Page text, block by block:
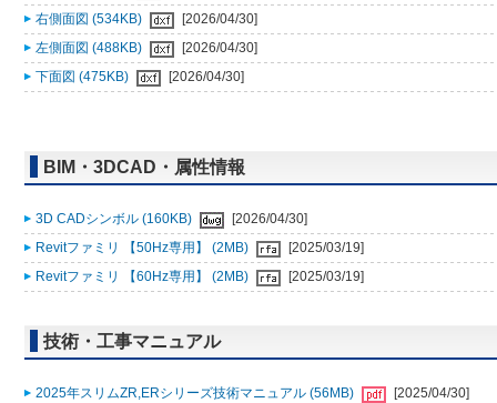
右側面図 (534KB)
[2026/04/30]
左側面図 (488KB)
[2026/04/30]
下面図 (475KB)
[2026/04/30]
BIM・3DCAD・属性情報
3D CADシンボル (160KB)
[2026/04/30]
Revitファミリ 【50Hz専用】 (2MB)
[2025/03/19]
Revitファミリ 【60Hz専用】 (2MB)
[2025/03/19]
技術・工事マニュアル
2025年スリムZR,ERシリーズ技術マニュアル (56MB) [2025/04/30]